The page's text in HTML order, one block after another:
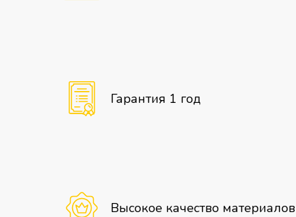
Гарантия 1 год
Высокое качество материалов